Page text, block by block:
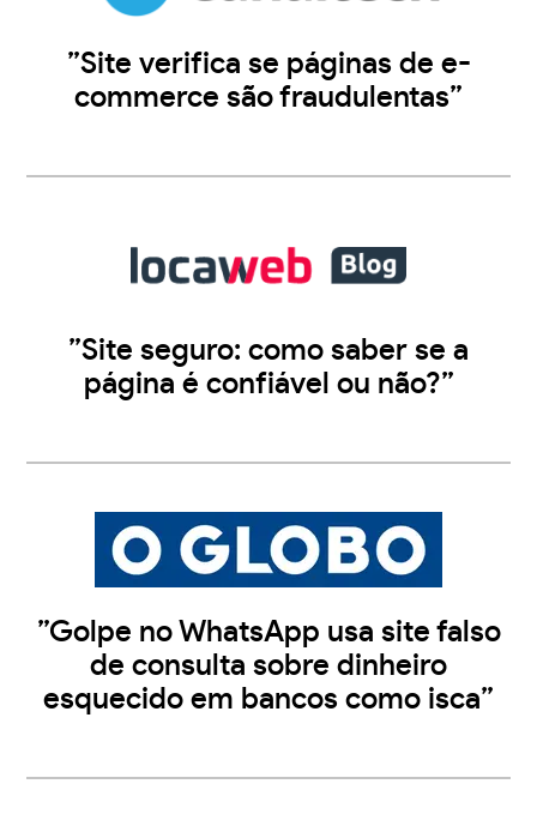
”Site verifica se páginas de e-
commerce são fraudulentas”
”Site seguro: como saber se a
página é confiável ou não?”
”Golpe no WhatsApp usa site falso
de consulta sobre dinheiro
esquecido em bancos como isca”